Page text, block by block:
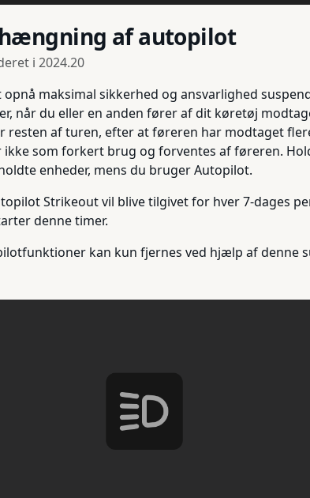
af autopilot
i 2024.20
opnå maksimal sikkerhed og ansvarlighed
når du eller en anden fører af dit køretøj
resten af turen, efter at føreren har modtaget
som forkert brug og forventes af føreren.
enheder, mens du bruger Autopilot.
Strikeout vil blive tilgivet for hver 7-dages
denne timer.
kan kun fjernes ved hjælp af denne